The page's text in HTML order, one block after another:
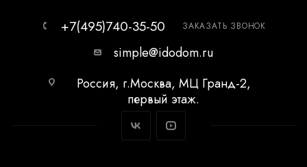
+7(495)740-35-50 ЗАКАЗАТЬ ЗВОНОК
simple@idodom.ru
Россия, г.Москва, МЦ Гранд-2,
первый этаж.